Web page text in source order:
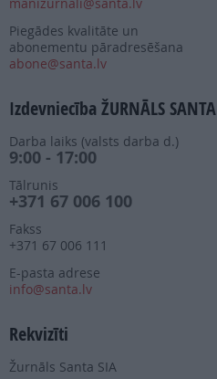
manizurnali@santa.lv
Piegādes kvalitāte un
abonementu pāradresēšana
abone@santa.lv
Izdevniecība ŽURNĀLS SANTA
Darba laiks (valsts darba d.)
9:00 - 17:00
Tālrunis
+371 67 006 100
Fakss
+371 67 006 111
E-pasta adrese
info@santa.lv
Rekvizīti
Žurnāls Santa SIA